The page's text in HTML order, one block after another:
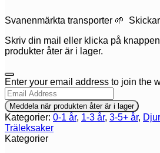
Svanenmärkta transporter 🌱
Skriv din mail eller klicka på
produkter åter är i lager.
Dismiss
notification
Enter your email address to join the
Meddela när produkten åter är i lager
Kategorier: 0-1 år, 1-3 år, 3-5+ år,
Träleksaker
Kategorier